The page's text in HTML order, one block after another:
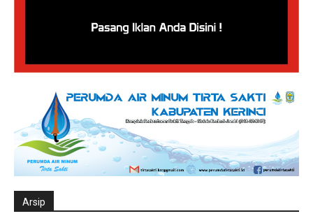
Arsip